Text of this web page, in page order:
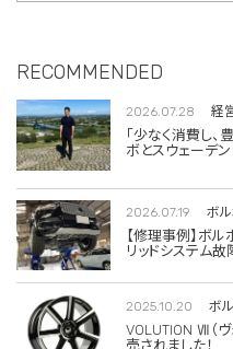
RECOMMENDED
2026.07.28 経
「少なく消費し、
ボとスウェーデ
2026.07.19 ボ
【修理事例】ボ
リッドシステム故
2025.10.20 ボ
VOLUTION Ⅶ（
売されました！